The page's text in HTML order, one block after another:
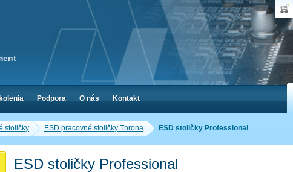
stoličky ESD pracovné stoličky Throna ESD stoličky Professional
ESD stoličky Professional
Podpora O nás Kontakt